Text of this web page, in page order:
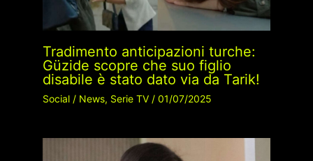
Tradimento anticipazioni turche:
Güzide scopre che suo figlio
disabile è stato dato via da Tarik!
Social/ News, Serie TV/ 01/07/2025